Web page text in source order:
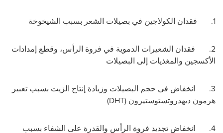
1. فقدان الكولاجين في بصيلات الشعر بسبب الشيخوخة
2. فقدان الشعيرات الدموية في فروة الرأس، وقطع إمدادات
الأكسجين والمغذيات إلى البصيلات
3. انخفاض في حجم البصيلات وزيادة إنتاج الزيت بسبب تعبير
هرمون ديهدروتستوستيرون (DHT
)
4. انخفاض تجديد فروة الرأس والقدرة على الشفاء بسبب